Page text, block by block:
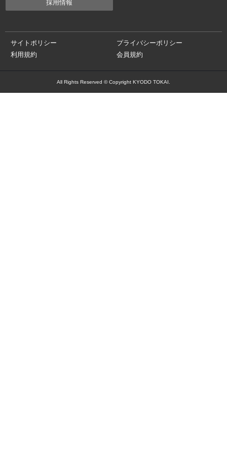
採用情報
サイトポリシー
プライバシーポリシー
利用規約
会員規約
All Rights Reserved © Copyright KYODO TOKAI.